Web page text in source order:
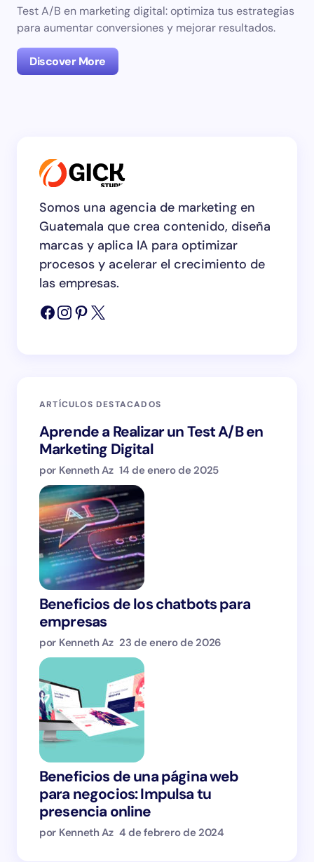
Test A/B en marketing digital: optimiza tus estrategias
para aumentar conversiones y mejorar resultados.
Discover More
Somos una agencia de marketing en
Guatemala que crea contenido, diseña
marcas y aplica IA para optimizar
procesos y acelerar el crecimiento de
las empresas.
ARTÍCULOS DESTACADOS
Aprende a Realizar un Test A/B en
Marketing Digital
por Kenneth Az 14 de enero de 2025
Beneficios de los chatbots para
empresas
por Kenneth Az 23 de enero de 2026
Beneficios de una página web
para negocios: Impulsa tu
presencia online
por Kenneth Az 4 de febrero de 2024